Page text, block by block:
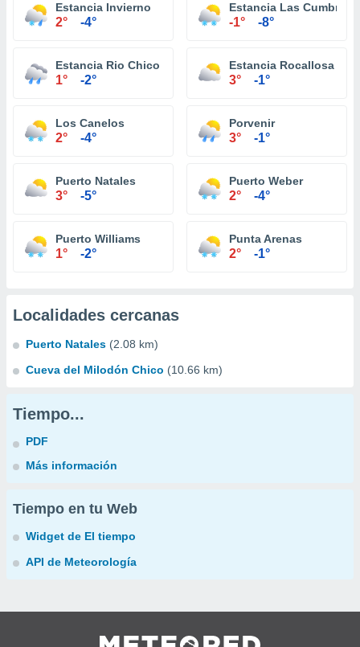
Estancia Invierno
2° -4°
Estancia Las Cumbres
-1° -8°
Estancia Rio Chico
1° -2°
Estancia Rocallosa
3° -1°
Los Canelos
2° -4°
Porvenir
3° -1°
Puerto Natales
3° -5°
Puerto Weber
2° -4°
Puerto Williams
1° -2°
Punta Arenas
2° -1°
Localidades cercanas
Puerto Natales (2.08 km)
Cueva del Milodón Chico (10.66 km)
Tiempo...
PDF
Más información
Tiempo en tu Web
Widget de El tiempo
API de Meteorología